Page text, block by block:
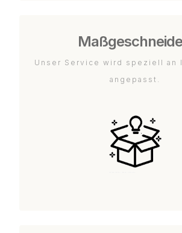
Unser Service wird speziell an
angepasst.